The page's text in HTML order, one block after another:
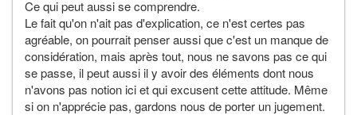
Ce qui peut aussi se comprendre.
Le fait qu'on n'ait pas d'explication, ce n'est certes pas
agréable, on pourrait penser aussi que c'est un manque de
considération, mais après tout, nous ne savons pas ce qui
se passe, il peut aussi il y avoir des éléments dont nous
n'avons pas notion ici et qui excusent cette attitude. Même
si on n'apprécie pas, gardons nous de porter un jugement.